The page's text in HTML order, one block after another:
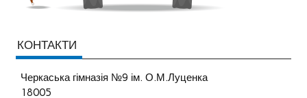
КОНТАКТИ
Черкаська гімназія №9 ім. О.М.Луценка
18005